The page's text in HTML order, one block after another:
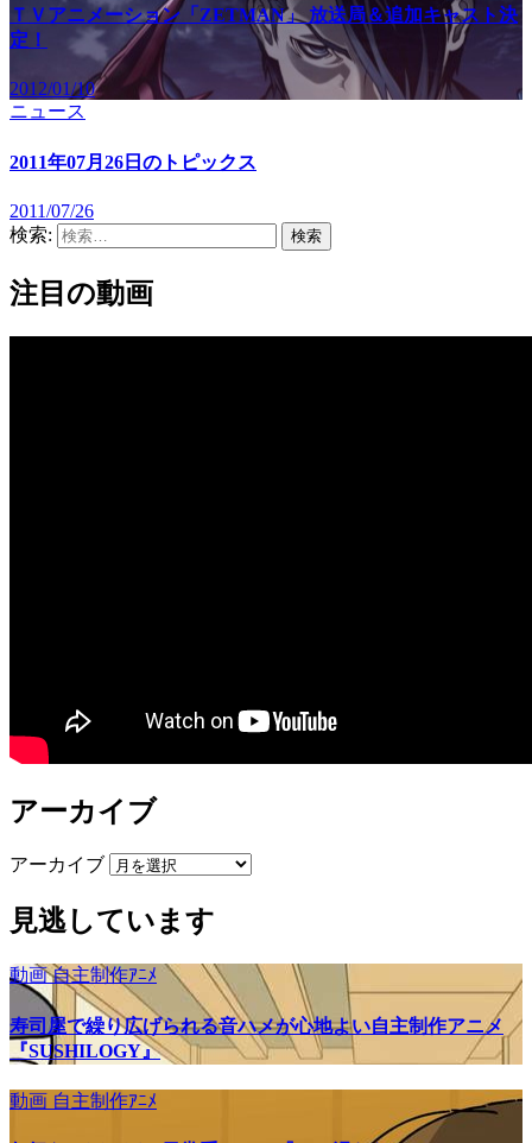
ＴＶアニメーション「ZETMAN」 放送局＆追加キャスト決
定！
2012/01/10
ニュース
2011年07月26日のトピックス
2011/07/26
検索:
注目の動画
アーカイブ
アーカイブ
見逃しています
動画自主制作ｱﾆﾒ
寿司屋で繰り広げられる音ハメが心地よい自主制作アニメ
『SUSHILOGY』
動画 自主制作ｱﾆﾒ